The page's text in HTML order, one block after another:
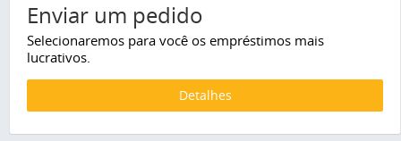
Enviar um pedido
Selecionaremos para você os empréstimos mais
lucrativos.
Detalhes